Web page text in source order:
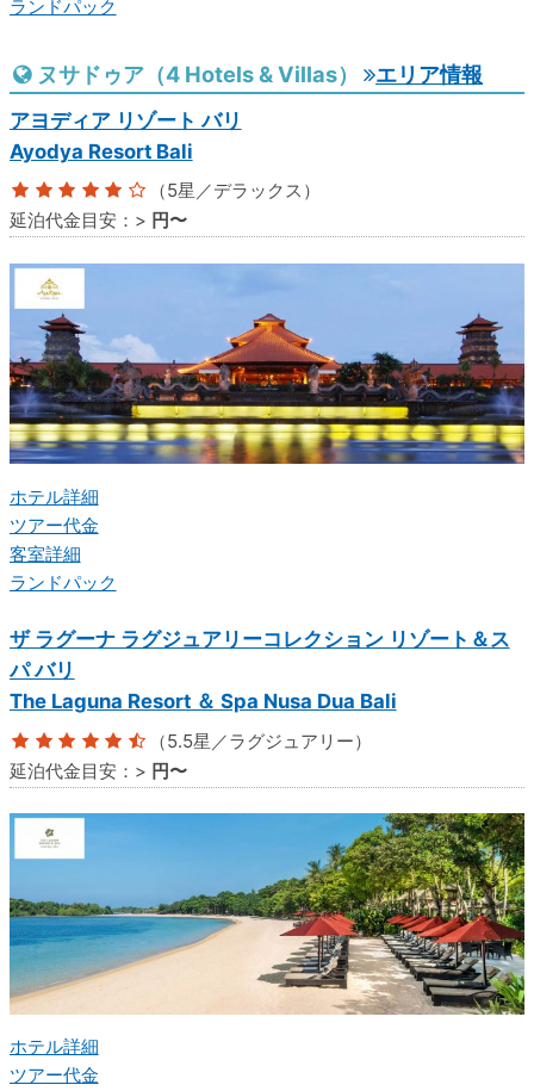
ランドパック
ヌサドゥア（4 Hotels & Villas） エリア情報
アヨディア リゾート バリ
Ayodya Resort Bali
（5星／デラックス）
延泊代金目安： > 円〜
ホテル詳細
ツアー代金
客室詳細
ランドパック
ザ ラグーナ ラグジュアリーコレクション リゾート＆ス
パ バリ
The Laguna Resort ＆ Spa Nusa Dua Bali
（5.5星／ラグジュアリー）
延泊代金目安： > 円〜
ホテル詳細
ツアー代金